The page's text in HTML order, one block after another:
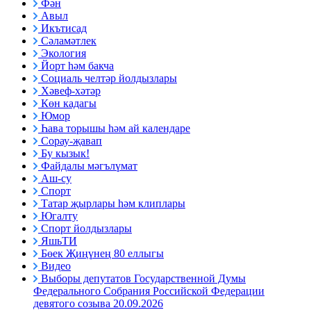
Фән
Авыл
Икътисад
Сәламәтлек
Экология
Йорт һәм бакча
Социаль челтәр йолдызлары
Хәвеф-хәтәр
Көн кадагы
Юмор
Һава торышы һәм ай календаре
Сорау-җавап
Бу кызык!
Файдалы мәгълүмат
Аш-су
Спорт
Татар җырлары һәм клиплары
Югалту
Спорт йолдызлары
ЯшьТИ
Бөек Җиңүнең 80 еллыгы
Видео
Выборы депутатов Государственной Думы
Федерального Собрания Российской Федерации
девятого созыва 20.09.2026